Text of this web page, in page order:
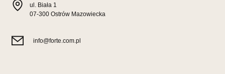
ul. Biała 1
07-300 Ostrów Mazowiecka
info@forte.com.pl